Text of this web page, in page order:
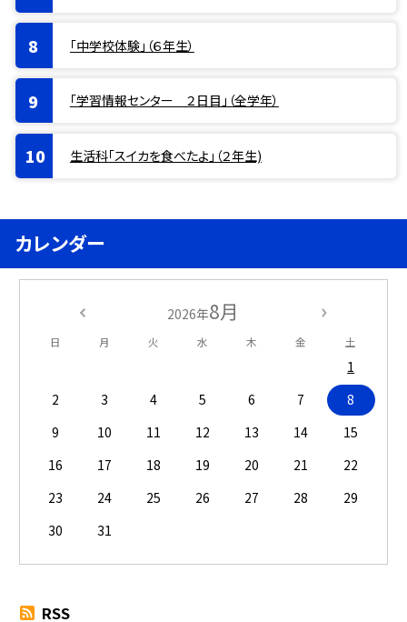
「中学校体験」（６年生）
「学習情報センター ２日目」（全学年）
生活科「スイカを食べたよ」（２年生)
カレンダー
2026年8月
日 月 火 水 木 金 土
1
2
3 4 5 6 7
8
9
10 11 12 13 14
15
16
17 18 19 20 21
22
23
24 25 26 27 28
29
30
31
RSS